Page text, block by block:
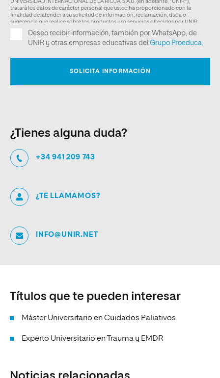
¿Tienes alguna duda?
+34 941 209 743
¿TE LLAMAMOS?
INFO@UNIR.NET
Títulos que te pueden interesar
Máster Universitario en Cuidados Paliativos
Experto Universitario en Trauma y EMDR